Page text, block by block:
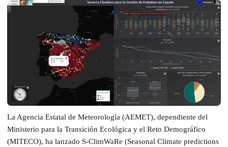
La Agencia Estatal de Meteorología (AEMET), dependiente del
Ministerio para la Transición Ecológica y el Reto Demográfico
(MITECO), ha lanzado S-ClimWaRe (Seasonal Climate predictions